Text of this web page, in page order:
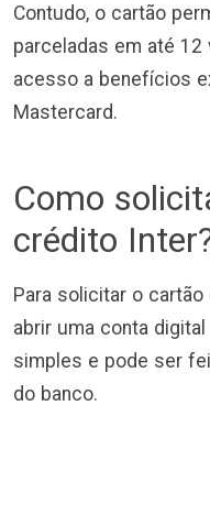
Contudo, o cartão
parceladas em até
acesso a benefícios
Mastercard.
Como
crédito
Para solicitar o
abrir uma conta
simples e pode ser
do banco.